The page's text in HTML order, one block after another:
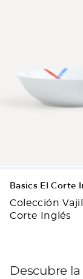
Basics El Corte
Colección
Corte Inglés
Descubre